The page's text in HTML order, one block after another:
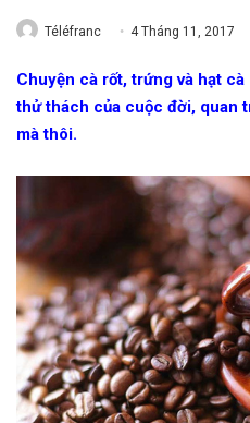
Téléfranc 4 Tháng 11, 2017
Chuyện cà rốt, trứng và hạt
thử thách của cuộc đời, quan
mà thôi.